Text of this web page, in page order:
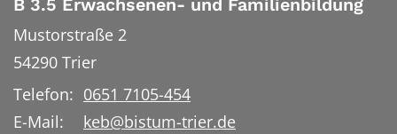
B 3.5 Erwachsenen- und Familienbildung
Mustorstraße 2
54290 Trier
Telefon: 0651 7105-454
E-Mail:
keb@bistum-trier.de